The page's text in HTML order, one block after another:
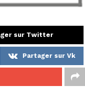
sur Twitter
Partager sur Vk